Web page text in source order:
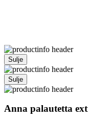
Sulje
Sulje
Anna palautetta